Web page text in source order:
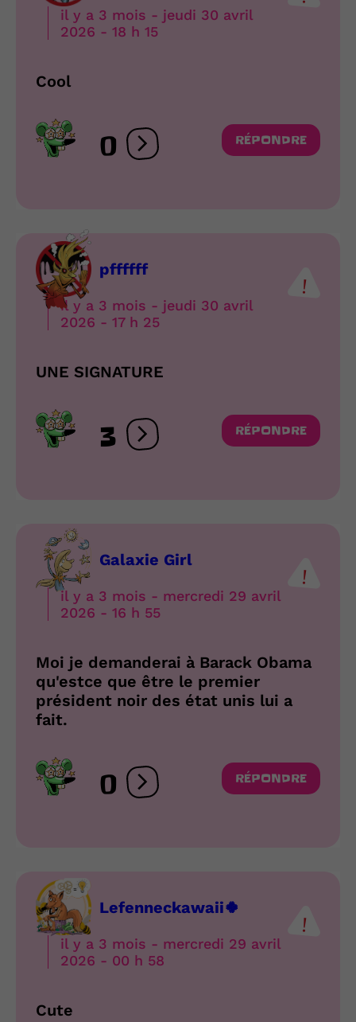
il y a 3 mois - jeudi 30 avril
2026 - 18 h 15
Cool
0 Ouvrir les réactions
RÉPONDRE
pffffff
il y a 3 mois - jeudi 30 avril
2026 - 17 h 25
UNE SIGNATURE
3 Ouvrir les réactions
RÉPONDRE
Galaxie Girl
il y a 3 mois - mercredi 29 avril
2026 - 16 h 55
Moi je demanderai à Barack Obama
qu'estce que être le premier
président noir des état unis lui a
fait.
0 Ouvrir les réactions
RÉPONDRE
Lefenneckawaii🍀
il y a 3 mois - mercredi 29 avril
2026 - 00 h 58
Cute